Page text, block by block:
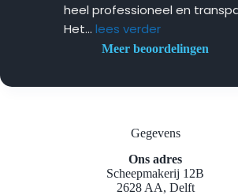
heel professioneel en
Het... lees verder
Meer beoordelingen
Gegevens
Ons adres
Scheepmakerij 12B
2628 AA, Delft